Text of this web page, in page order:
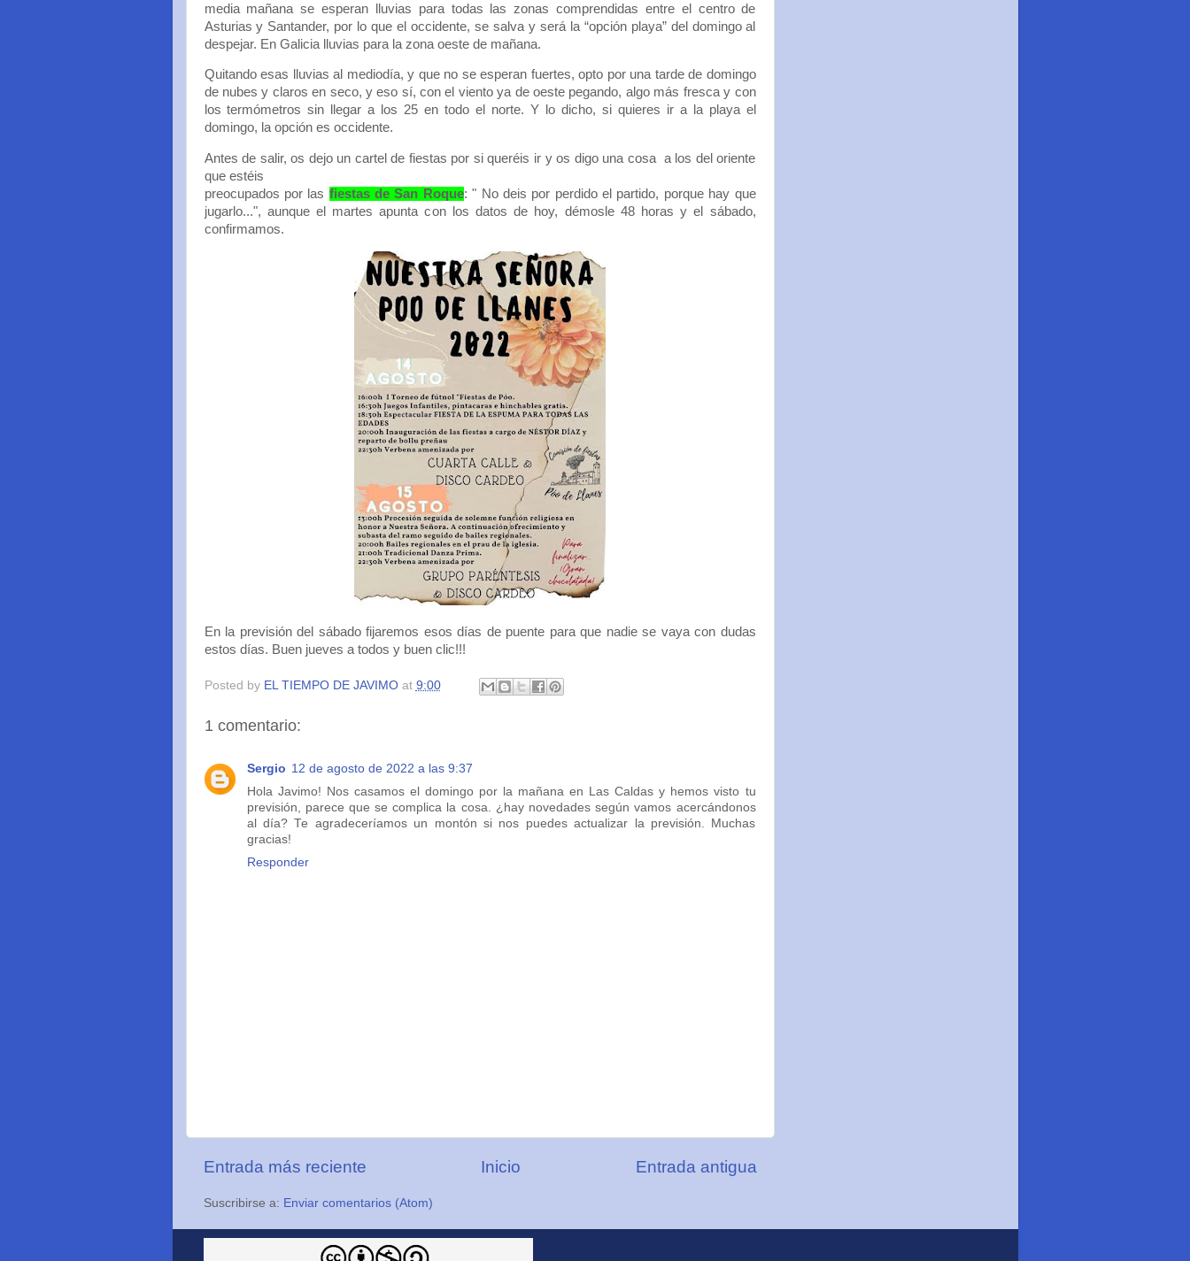
media mañana se esperan lluvias para todas las zonas comprendidas entre el centro de
Asturias y Santander, por lo que el occidente, se salva y será la “opción playa” del domingo al
despejar. En Galicia lluvias para la zona oeste de mañana.
Quitando esas lluvias al mediodía, y que no se esperan fuertes, opto por una tarde de domingo
de nubes y claros en seco, y eso sí, con el viento ya de oeste pegando, algo más fresca y con
los termómetros sin llegar a los 25 en todo el norte. Y lo dicho, si quieres ir a la playa el
domingo, la opción es occidente.
Antes de salir, os dejo un cartel de fiestas por si queréis ir y os digo una cosa a los del oriente
que estéis
preocupados por las fiestas de San Roque: " No deis por perdido el partido, porque hay que
jugarlo...", aunque el martes apunta con los datos de hoy, démosle 48 horas y el sábado,
confirmamos.
En la previsión del sábado fijaremos esos días de puente para que nadie se vaya con dudas
estos días. Buen jueves a todos y buen clic!!!
Posted by EL TIEMPO DE JAVIMO at 9:00
1 comentario:
Sergio 12 de agosto de 2022 a las 9:37
Hola Javimo! Nos casamos el domingo por la mañana en Las Caldas y hemos visto tu
previsión, parece que se complica la cosa. ¿hay novedades según vamos acercándonos
al día? Te agradeceríamos un montón si nos puedes actualizar la previsión. Muchas
gracias!
Responder
Entrada más reciente Entrada antigua
Inicio
Suscribirse a: Enviar comentarios (Atom)